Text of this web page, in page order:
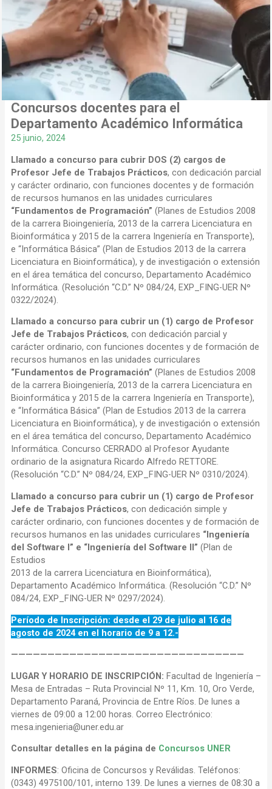
Concursos docentes para el
Departamento Académico Informática
25 junio, 2024
Llamado a concurso para cubrir DOS (2) cargos de
Profesor Jefe de Trabajos Prácticos, con dedicación parcial
y carácter ordinario, con funciones docentes y de formación
de recursos humanos en las unidades curriculares
“Fundamentos de Programación” (Planes de Estudios 2008
de la carrera Bioingeniería, 2013 de la carrera Licenciatura en
Bioinformática y 2015 de la carrera Ingeniería en Transporte),
e “Informática Básica” (Plan de Estudios 2013 de la carrera
Licenciatura en Bioinformática), y de investigación o extensión
en el área temática del concurso, Departamento Académico
Informática. (Resolución “C.D.” Nº 084/24, EXP_FING-UER Nº
0322/2024).
Llamado a concurso para cubrir un (1) cargo de Profesor
Jefe de Trabajos Prácticos, con dedicación parcial y
carácter ordinario, con funciones docentes y de formación de
recursos humanos en las unidades curriculares
“Fundamentos de Programación” (Planes de Estudios 2008
de la carrera Bioingeniería, 2013 de la carrera Licenciatura en
Bioinformática y 2015 de la carrera Ingeniería en Transporte),
e “Informática Básica” (Plan de Estudios 2013 de la carrera
Licenciatura en Bioinformática), y de investigación o extensión
en el área temática del concurso, Departamento Académico
Informática. Concurso CERRADO al Profesor Ayudante
ordinario de la asignatura Ricardo Alfredo RETTORE.
(Resolución “C.D.” Nº 084/24, EXP_FING-UER Nº 0310/2024).
Llamado a concurso para cubrir un (1) cargo de Profesor
Jefe de Trabajos Prácticos, con dedicación simple y
carácter ordinario, con funciones docentes y de formación de
recursos humanos en las unidades curriculares “Ingeniería
del Software I” e “Ingeniería del Software II” (Plan de
Estudios
2013 de la carrera Licenciatura en Bioinformática),
Departamento Académico Informática. (Resolución “C.D.” Nº
084/24, EXP_FING-UER Nº 0297/2024).
Período de Inscripción: desde el 29 de julio al 16 de
agosto de 2024 en el horario de 9 a 12.-
————————————————————————————————
LUGAR Y HORARIO DE INSCRIPCIÓN: Facultad de Ingeniería –
Mesa de Entradas – Ruta Provincial Nº 11, Km. 10, Oro Verde,
Departamento Paraná, Provincia de Entre Ríos. De lunes a
viernes de 09:00 a 12:00 horas. Correo Electrónico:
mesa.ingenieria@uner.edu.ar
Consultar detalles en la página de Concursos UNER
INFORMES: Oficina de Concursos y Reválidas. Teléfonos:
(0343) 4975100/101, interno 139. De lunes a viernes de 08:30 a